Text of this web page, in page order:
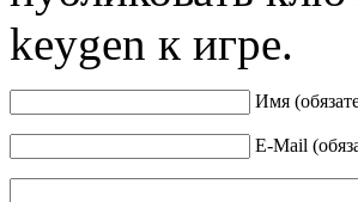
keygen к игре.
Имя
E-Mail